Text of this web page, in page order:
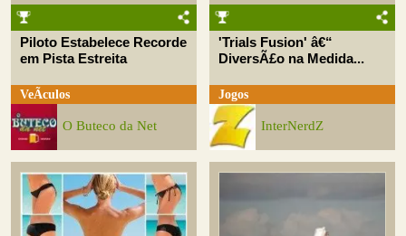
Piloto Estabelece Recorde
em Pista Estreita
VeÃ­culos
O Buteco da Net
'Trials Fusion' â€“
DiversÃ£o na Medida...
Jogos
InterNerdZ